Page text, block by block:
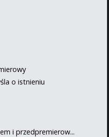
o istnieniu
i przedpremierow...